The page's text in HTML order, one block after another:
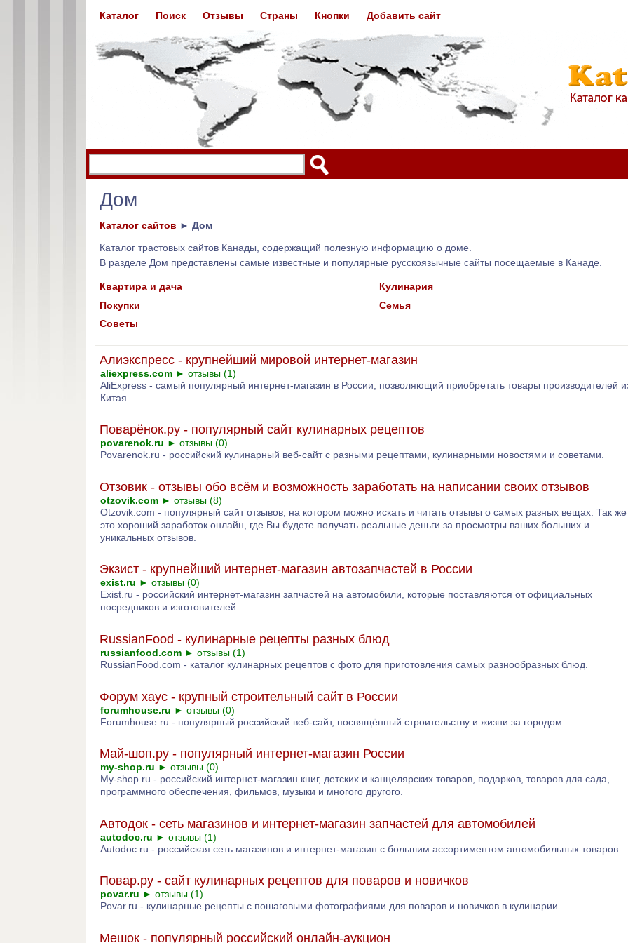
Дом
Каталог сайтов ► Дом
Каталог трастовых сайтов Канады, содержащий полезную информацию о доме.
В разделе Дом представлены самые известные и популярные русскоязычные сайты посещаемые в Канаде.
Квартира и дача
Кулинария
Покупки
Семья
Советы
Алиэкспресс - крупнейший мировой интернет-магазин
aliexpress.com ► отзывы (1)
AliExpress - самый популярный интернет-магазин в России, позволяющий приобретать товары производителей
Китая.
Поварёнок.ру - популярный сайт кулинарных рецептов
povarenok.ru ► отзывы (0)
Povarenok.ru - российский кулинарный веб-сайт с разными рецептами, кулинарными новостями и советами.
Отзовик - отзывы обо всём и возможность заработать на написании своих отзывов
otzovik.com ► отзывы (8)
Otzovik.com - популярный сайт отзывов, на котором можно искать и читать отзывы о самых разных вещах. Так же
это хороший заработок онлайн, где Вы будете получать реальные деньги за просмотры ваших больших и
уникальных отзывов.
Экзист - крупнейший интернет-магазин автозапчастей в России
exist.ru ► отзывы (0)
Exist.ru - российский интернет-магазин запчастей на автомобили, которые поставляются от официальных
посредников и изготовителей.
RussianFood - кулинарные рецепты разных блюд
russianfood.com ► отзывы (1)
RussianFood.com - каталог кулинарных рецептов с фото для приготовления самых разнообразных блюд.
Форум хаус - крупный строительный сайт в России
forumhouse.ru ► отзывы (0)
Forumhouse.ru - популярный российский веб-сайт, посвящённый строительству и жизни за городом.
Май-шоп.ру - популярный интернет-магазин России
my-shop.ru ► отзывы (0)
My-shop.ru - российский интернет-магазин книг, детских и канцелярских товаров, подарков, товаров для сада,
программного обеспечения, фильмов, музыки и многого другого.
Автодок - сеть магазинов и интернет-магазин запчастей для автомобилей
autodoc.ru ► отзывы (1)
Autodoc.ru - российская сеть магазинов и интернет-магазин с большим ассортиментом автомобильных товаров.
Повар.ру - сайт кулинарных рецептов для поваров и новичков
povar.ru ► отзывы (1)
Povar.ru - кулинарные рецепты с пошаговыми фотографиями для поваров и новичков в кулинарии.
Мешок - популярный российский онлайн-аукцион
Каталог Поиск Отзывы Страны Кнопки Добавить сайт